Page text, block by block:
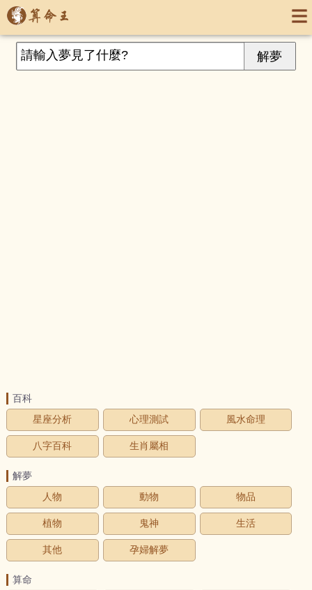
百科
星座分析
心理測試 風水命理
八字百科 生肖屬相
解夢
人物
動物 物品
植物 鬼神 生活
其他 孕婦解夢
算命